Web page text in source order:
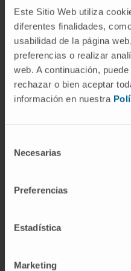
Este Sitio Web utiliza
diferentes finalidades,
usabilidad de la página
preferencias o realizar
web. A continuación,
rechazar o bien aceptar
información en nuestra
Necesarias
Preferencias
Estadística
Marketing
Streptococcus
medicamentos ha
renovado en el
y en la
prevenir la
antibióticos.
Además de las
importantes, lo que
Por ejemplo,
y otros productos